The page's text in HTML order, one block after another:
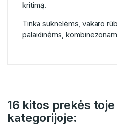
kritimą.
Tinka suknelėms, vakaro
palaidinėms,
16 kitos prekės
kategorijoje: